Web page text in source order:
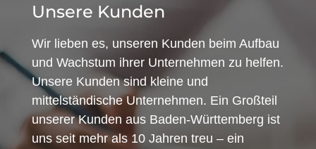
Unsere Kunden
Wir lieben es, unseren Kunden beim Aufbau
und Wachstum ihrer Unternehmen zu helfen.
Unsere Kunden sind kleine und
mittelständische Unternehmen. Ein Großteil
unserer Kunden aus Baden-Württemberg ist
uns seit mehr als 10 Jahren treu – ein